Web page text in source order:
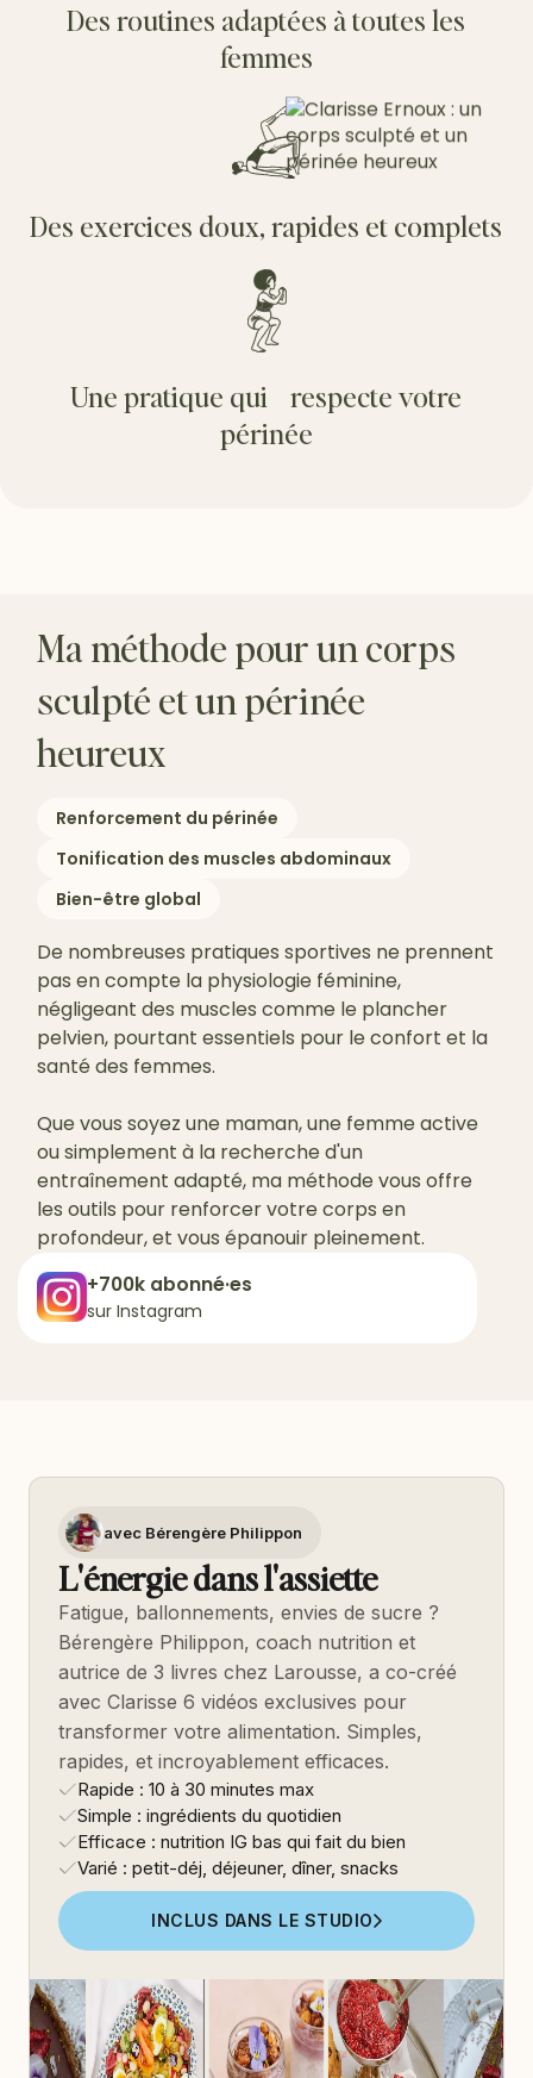
Des routines adaptées à toutes les
femmes
Des exercices doux, rapides et complets
Une pratique qui respecte votre
périnée
+700k abonné·es
sur Instagram
Ma méthode pour un corps
sculpté et un périnée
heureux
Renforcement du périnée
Tonification des muscles abdominaux
Bien-être global
De nombreuses pratiques sportives ne prennent
pas en compte la physiologie féminine,
négligeant des muscles comme le plancher
pelvien, pourtant essentiels pour le confort et la
santé des femmes.
Que vous soyez une maman, une femme active
ou simplement à la recherche d'un
entraînement adapté, ma méthode vous offre
les outils pour renforcer votre corps en
profondeur, et vous épanouir pleinement.
avec Bérengère Philippon
L'énergie dans l'assiette
Fatigue, ballonnements, envies de sucre ?
Bérengère Philippon, coach nutrition et
autrice de 3 livres chez Larousse, a co-créé
avec Clarisse 6 vidéos exclusives pour
transformer votre alimentation. Simples,
rapides, et incroyablement efficaces.
Rapide : 10 à 30 minutes max
Simple : ingrédients du quotidien
Efficace : nutrition IG bas qui fait du bien
Varié : petit-déj, déjeuner, dîner, snacks
INCLUS DANS LE STUDIO